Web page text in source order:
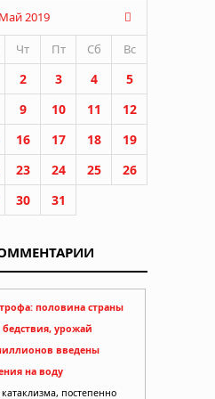
Май 2019
Чт Пт Сб Вс
2 3 4
5
9 10 11
12
16 17 18
19
23 24 25
26
30 31
половина страны
урожай
введены
на воду
постепенно